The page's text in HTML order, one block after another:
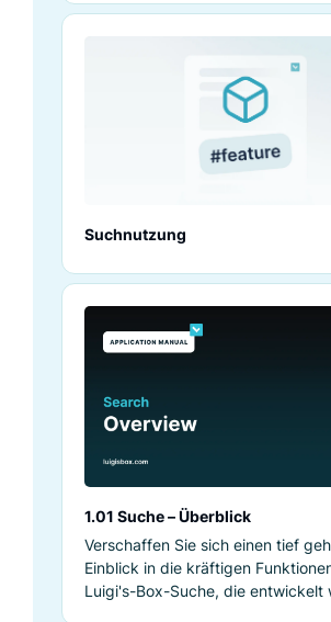
Suchnutzung
1.01 Suche – Überblick
Verschaffen Sie sich einen tief
Einblick in die kräftigen
Luigi's-Box-Suche, die entwickelt